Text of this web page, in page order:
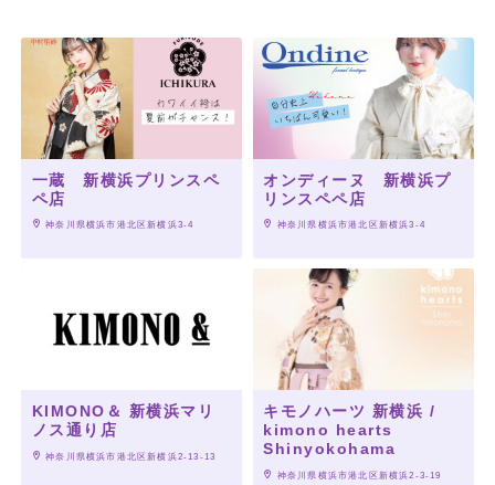
一蔵 新横浜プリンスペ
ペ店
神奈川県横浜市港北区新横浜3-4
オンディーヌ 新横浜プ
リンスペペ店
神奈川県横浜市港北区新横浜3-4
KIMONO＆ 新横浜マリ
ノス通り店
神奈川県横浜市港北区新横浜2-13-13
キモノハーツ 新横浜 /
kimono hearts
Shinyokohama
神奈川県横浜市港北区新横浜2-3-19